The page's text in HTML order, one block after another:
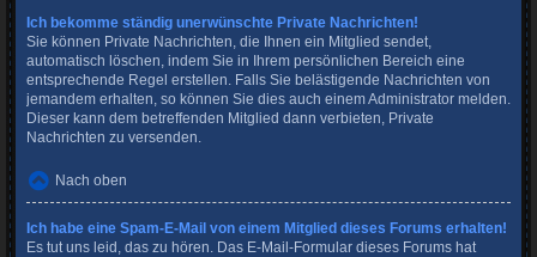
Ich bekomme ständig unerwünschte Private Nachrichten!
Sie können Private Nachrichten, die Ihnen ein Mitglied sendet,
automatisch löschen, indem Sie in Ihrem persönlichen Bereich eine
entsprechende Regel erstellen. Falls Sie belästigende Nachrichten von
jemandem erhalten, so können Sie dies auch einem Administrator melden.
Dieser kann dem betreffenden Mitglied dann verbieten, Private
Nachrichten zu versenden.
Nach oben
Ich habe eine Spam-E-Mail von einem Mitglied dieses Forums erhalten!
Es tut uns leid, das zu hören. Das E-Mail-Formular dieses Forums hat